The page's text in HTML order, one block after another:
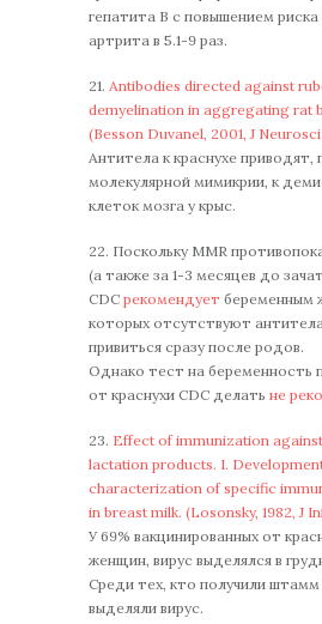
гепатита В с повышением риска
артрита в 5.1-9 раз.
21. Antibodies directed against
demyelination in aggregating rat
(Besson Duvanel, 2001, J Neurosci
Антитела к краснухе
молекулярной мимикрии, к
клеток мозга у крыс.
22. Поскольку MMR
(а также за 1-3 месяцев до
CDC рекомендует беременным
которых отсутствуют антитела
привиться сразу после родов.
Однако тест на беременность
от краснухи CDC делать не
23. Effect of immunization
lactation products. I.
characterization of specific
in breast milk. (Losonsky, 1982, J
У 69% вакцинированных от
женщин, вирус выделялся в
Среди тех, кто получили штамм
выделяли вирус.